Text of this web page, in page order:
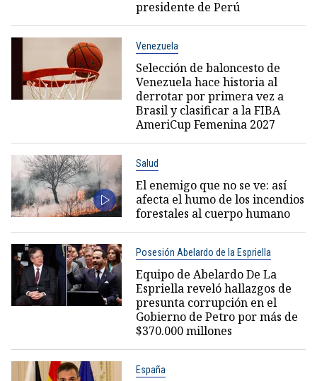
presidente de Perú
Venezuela
Selección de baloncesto de
Venezuela hace historia al
derrotar por primera vez a
Brasil y clasificar a la FIBA
AmeriCup Femenina 2027
Salud
El enemigo que no se ve: así
afecta el humo de los incendios
forestales al cuerpo humano
Posesión Abelardo de la Espriella
Equipo de Abelardo De La
Espriella reveló hallazgos de
presunta corrupción en el
Gobierno de Petro por más de
$370.000 millones
España